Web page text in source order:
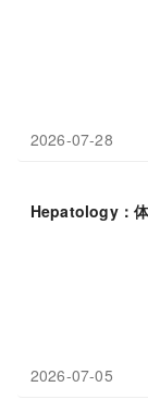
2026-07-28
Hepatology：体
2026-07-05